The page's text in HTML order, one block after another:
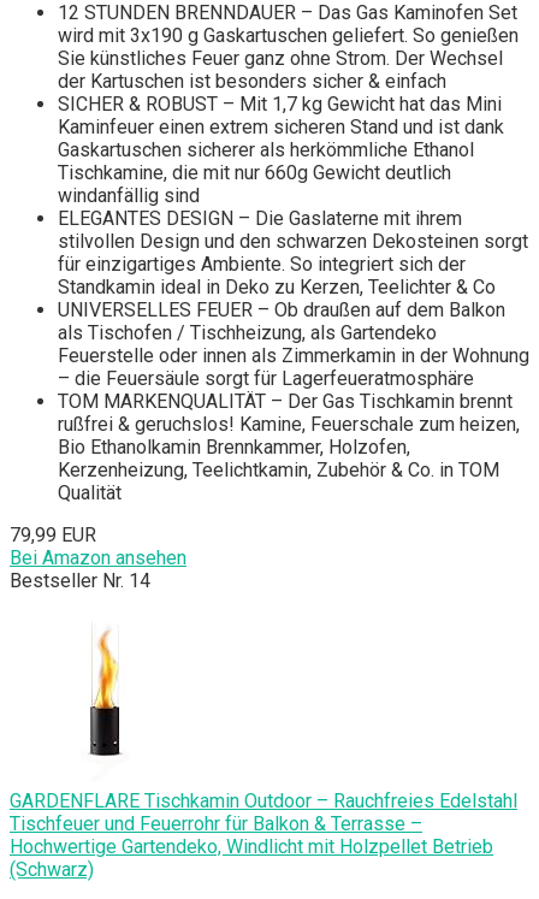
12 STUNDEN BRENNDAUER – Das Gas Kaminofen Set
wird mit 3x190 g Gaskartuschen geliefert. So genießen
Sie künstliches Feuer ganz ohne Strom. Der Wechsel
der Kartuschen ist besonders sicher & einfach
SICHER & ROBUST – Mit 1,7 kg Gewicht hat das Mini
Kaminfeuer einen extrem sicheren Stand und ist dank
Gaskartuschen sicherer als herkömmliche Ethanol
Tischkamine, die mit nur 660g Gewicht deutlich
windanfällig sind
ELEGANTES DESIGN – Die Gaslaterne mit ihrem
stilvollen Design und den schwarzen Dekosteinen sorgt
für einzigartiges Ambiente. So integriert sich der
Standkamin ideal in Deko zu Kerzen, Teelichter & Co
UNIVERSELLES FEUER – Ob draußen auf dem Balkon
als Tischofen / Tischheizung, als Gartendeko
Feuerstelle oder innen als Zimmerkamin in der Wohnung
– die Feuersäule sorgt für Lagerfeueratmosphäre
TOM MARKENQUALITÄT – Der Gas Tischkamin brennt
rußfrei & geruchslos! Kamine, Feuerschale zum heizen,
Bio Ethanolkamin Brennkammer, Holzofen,
Kerzenheizung, Teelichtkamin, Zubehör & Co. in TOM
Qualität
79,99 EUR
Bei Amazon ansehen
Bestseller Nr. 14
GARDENFLARE Tischkamin Outdoor – Rauchfreies Edelstahl
Tischfeuer und Feuerrohr für Balkon & Terrasse –
Hochwertige Gartendeko, Windlicht mit Holzpellet Betrieb
(Schwarz)